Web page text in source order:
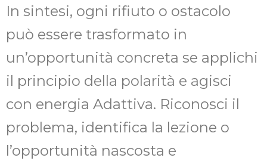
In sintesi, ogni rifiuto o ostacolo
può essere trasformato in
un’opportunità concreta se applichi
il principio della polarità e agisci
con energia Adattiva. Riconosci il
problema, identifica la lezione o
l’opportunità nascosta e